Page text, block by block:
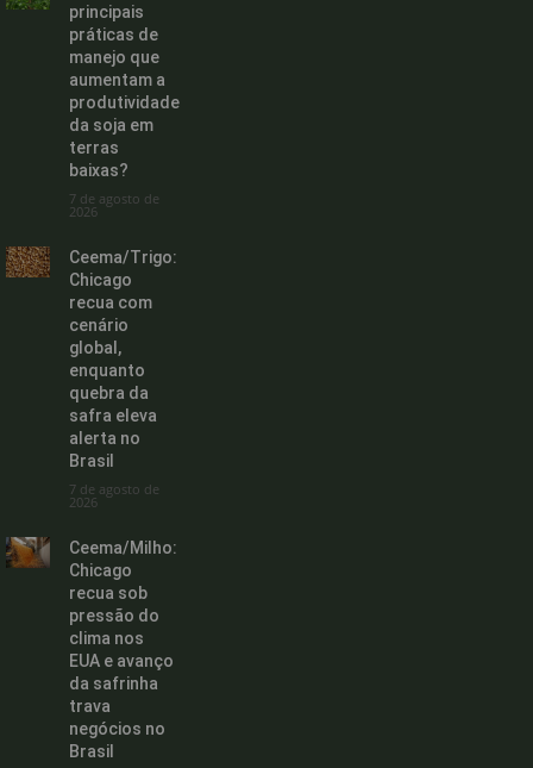
principais
práticas de
manejo que
aumentam a
produtividade
da soja em
terras
baixas?
7 de agosto de
2026
Ceema/Trigo:
Chicago
recua com
cenário
global,
enquanto
quebra da
safra eleva
alerta no
Brasil
7 de agosto de
2026
Ceema/Milho:
Chicago
recua sob
pressão do
clima nos
EUA e avanço
da safrinha
trava
negócios no
Brasil